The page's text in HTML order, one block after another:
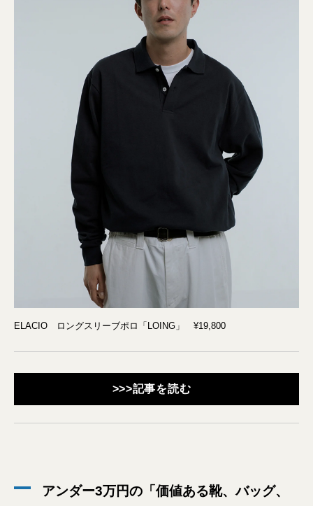
ELACIO ロングスリーブポロ「LOING」 ¥19,800
>>>記事を読む
アンダー3万円の「価値ある靴、バッグ、